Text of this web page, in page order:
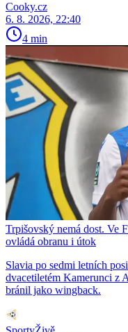
Cooky.cz
6. 8. 2026, 22:40
4 min
Trpišovský nemá dost. Ve
ovládá obranu i útok
Slavia po sedmi letních
dvacetiletém Kamerunci z
bránil jako wingback.